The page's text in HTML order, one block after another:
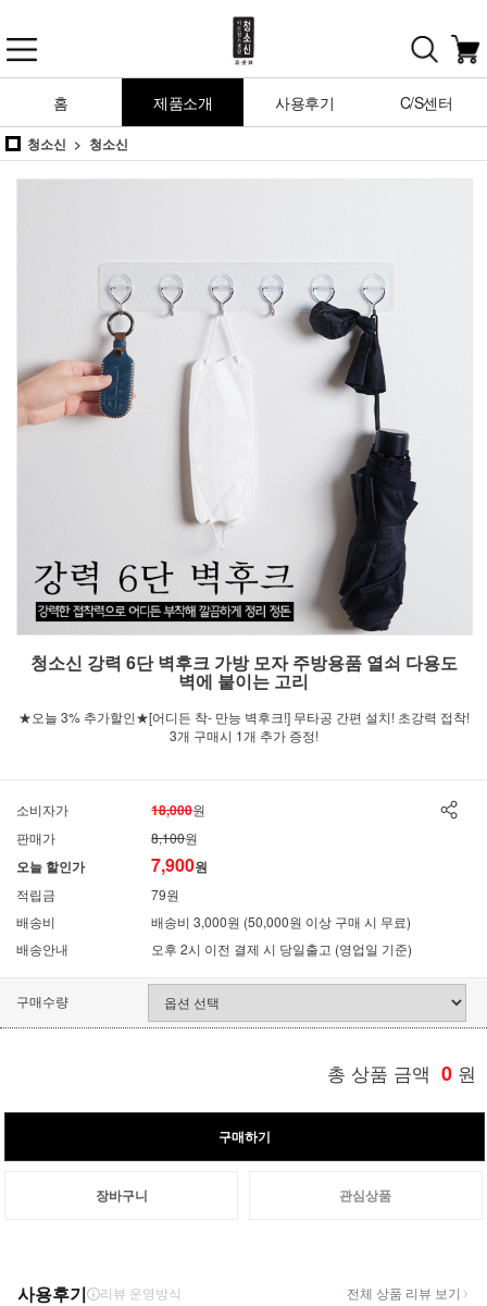
홈 제품소개 사용후기 C/S센터
청소신 청소신
청소신 강력 6단 벽후크 가방 모자 주방용품 열쇠 다용도
벽에 붙이는 고리
★오늘 3% 추가할인★[어디든 착- 만능 벽후크!] 무타공 간편 설치! 초강력 접착!
3개 구매시 1개 추가 증정!
소비자가 18,000원
판매가
8,100원
오늘 할인가 7,900원
적립금
79원
배송비
배송비 3,000원 (50,000원 이상 구매 시 무료)
배송안내
오후 2시 이전 결제 시 당일출고 (영업일 기준)
구매수량
총 상품 금액 0 원
구매하기
장바구니 관심상품